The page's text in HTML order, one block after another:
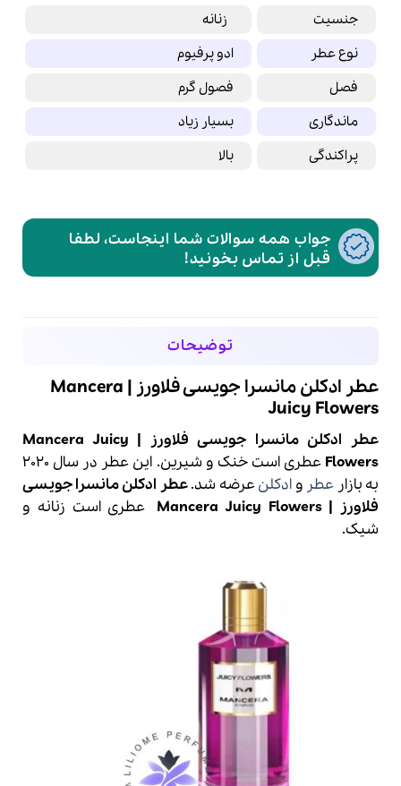
جنسیت
زنانه
نوع عطر
ادو پرفیوم
فصل
فصول گرم
ماندگاری
بسیار زیاد
پراکندگی
بالا
جواب همه سوالات شما اینجاست، لطفا
قبل از تماس بخونید!
توضیحات
عطر ادکلن مانسرا جویسی فلاورز | Mancera
Juicy Flowers
عطر ادکلن مانسرا جویسی فلاورز | Mancera Juicy
Flowers
عطری است خنک و شیرین. این عطر در سال 2020
به بازار عطر و ادکلنعرضه شد.عطر ادکلن مانسرا جویسی
فلاورز | Mancera Juicy Flowers
عطری است زنانه و
شیک.